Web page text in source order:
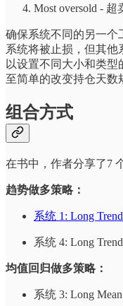
Most oversold - 超
确保系统不同的另一个
系统将被止损，但其
以设置不同大小和类
至简单的改变持仓天数
组合方式
在书中，作者分享了7
趋势做多策略：
系统 1: Long
系统 4: Long
均值回归做多策略：
系统 3: Long